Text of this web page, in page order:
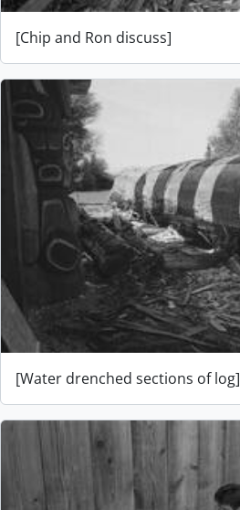
[Chip and Ron discuss]
[Water drenched sections of log]